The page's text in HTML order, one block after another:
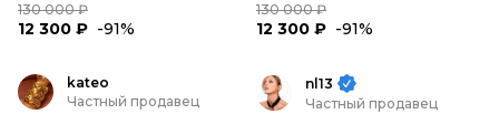
130 000 ₽
12 300 ₽ -91%
130 000 ₽
12 300 ₽ -91%
kateo
Частный продавец
nl13
Частный продавец